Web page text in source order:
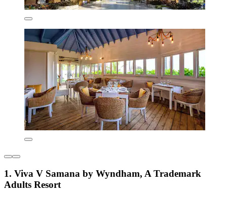
1. Viva V Samana by Wyndham, A Trademark
Adults Resort